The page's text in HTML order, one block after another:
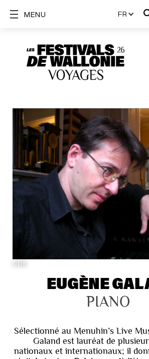
FR
MENU
©DR
EUGÈNE
PIANO
Sélectionné au Menuhin’s Live
Galand est lauréat de
nationaux et internationaux; il